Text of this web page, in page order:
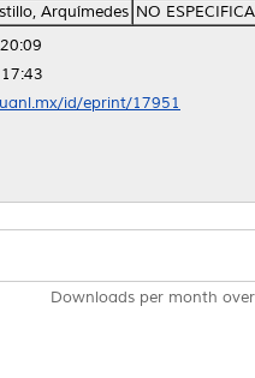
Arquímedes NO
id/eprint/17951
Downloads per month